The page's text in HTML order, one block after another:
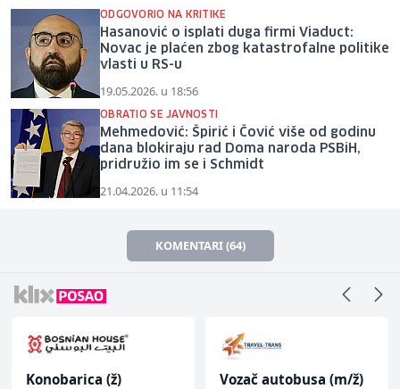
ODGOVORIO NA KRITIKE
Hasanović o isplati duga firmi Viaduct:
Novac je plaćen zbog katastrofalne politike
vlasti u RS-u
19.05.2026. u 18:56
OBRATIO SE JAVNOSTI
Mehmedović: Špirić i Čović više od godinu
dana blokiraju rad Doma naroda PSBiH,
pridružio im se i Schmidt
21.04.2026. u 11:54
KOMENTARI (64)
Konobarica (ž) Vozač autobusa (m/ž)